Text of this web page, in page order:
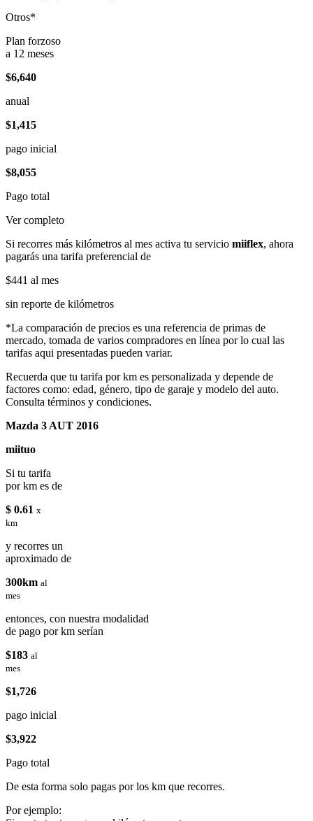
Otros*
Plan forzoso
a 12 meses
$6,640
anual
$1,415
pago inicial
$8,055
Pago total
Ver completo
Si recorres más kilómetros al mes activa tu servicio miiflex, ahora
pagarás una tarifa preferencial de
$441 al mes
sin reporte de kilómetros
*La comparación de precios es una referencia de primas de
mercado, tomada de varios compradores en línea por lo cual las
tarifas aqui presentadas pueden variar.
Recuerda que tu tarifa por km es personalizada y depende de
factores como: edad, género, tipo de garaje y modelo del auto.
Consulta términos y condiciones.
Mazda 3 AUT 2016
miituo
Si tu tarifa
por km es de
$ 0.61 x
km
y recorres un
aproximado de
300km al
mes
entonces, con nuestra modalidad
de pago por km serían
$183 al
mes
$1,726
pago inicial
$3,922
Pago total
De esta forma solo pagas por los km que recorres.
Por ejemplo: